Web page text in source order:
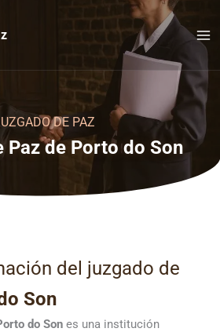
DE PAZ
Paz de Porto do Son
del juzgado de
Son
do Son es una institución